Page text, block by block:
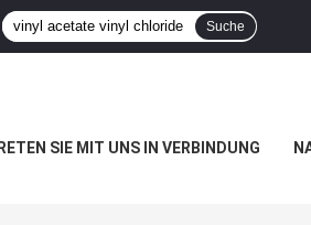
Suche
SIE MIT UNS IN VERBINDUNG